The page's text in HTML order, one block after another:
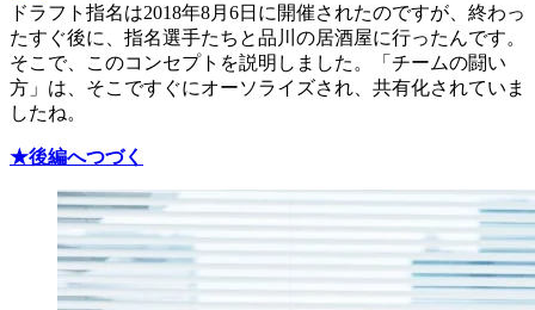
ドラフト指名は2018年8月6日に開催されたのですが、終わっ
たすぐ後に、指名選手たちと品川の居酒屋に行ったんです。
そこで、このコンセプトを説明しました。「チームの闘い
方」は、そこですぐにオーソライズされ、共有化されていま
したね。
★後編へつづく